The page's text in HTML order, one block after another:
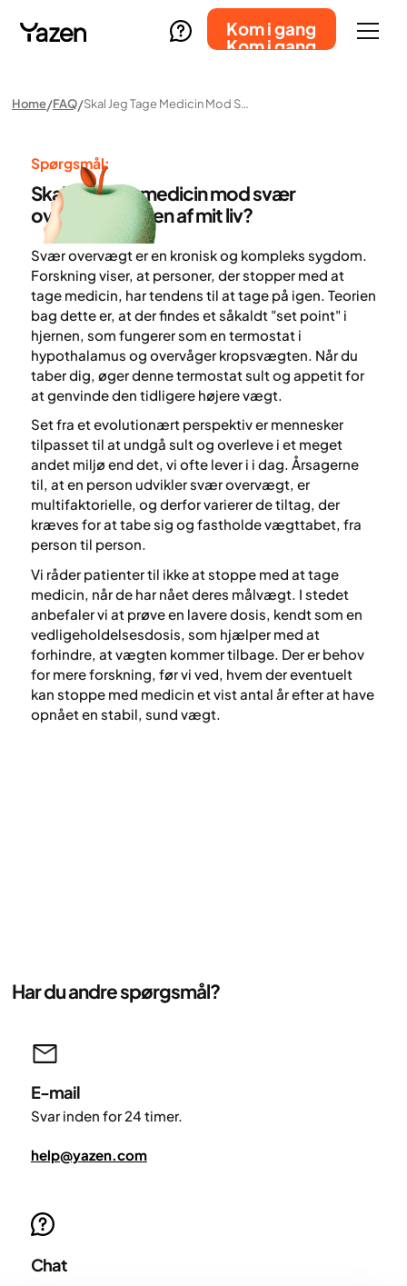
Kom i gang
Kom i gang
Home FAQ Skal Jeg Tage Medicin Mod Svær Overvægt Resten Af Mit Liv?
Spørgsmål:
Skal jeg tage medicin mod svær
overvægt resten af mit liv?
Svær overvægt er en kronisk og kompleks sygdom.
Forskning viser, at personer, der stopper med at
tage medicin, har tendens til at tage på igen. Teorien
bag dette er, at der findes et såkaldt "set point" i
hjernen, som fungerer som en termostat i
hypothalamus og overvåger kropsvægten. Når du
taber dig, øger denne termostat sult og appetit for
at genvinde den tidligere højere vægt.
Set fra et evolutionært perspektiv er mennesker
tilpasset til at undgå sult og overleve i et meget
andet miljø end det, vi ofte lever i i dag. Årsagerne
til, at en person udvikler svær overvægt, er
multifaktorielle, og derfor varierer de tiltag, der
kræves for at tabe sig og fastholde vægttabet, fra
person til person.
Vi råder patienter til ikke at stoppe med at tage
medicin, når de har nået deres målvægt. I stedet
anbefaler vi at prøve en lavere dosis, kendt som en
vedligeholdelsesdosis, som hjælper med at
forhindre, at vægten kommer tilbage. Der er behov
for mere forskning, før vi ved, hvem der eventuelt
kan stoppe med medicin et vist antal år efter at have
opnået en stabil, sund vægt.
Har du andre spørgsmål?
E-mail
Svar inden for 24 timer.
help@yazen.com
Chat